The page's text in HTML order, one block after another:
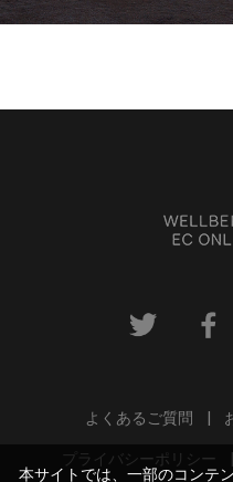
よくあるご質問
プライバシーポリシー
本サイトでは、一部のコンテ